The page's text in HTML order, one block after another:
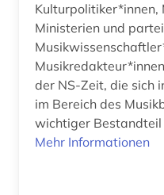
Ministerien und
der NS-Zeit, die sich
im Bereich des
wichtiger
Mehr Informationen